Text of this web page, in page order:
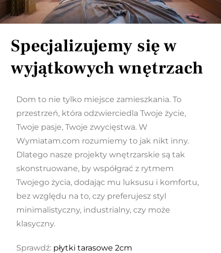
Specjalizujemy się w
wyjątkowych wnętrzach
Dom to nie tylko miejsce zamieszkania. To
przestrzeń, która odzwierciedla Twoje życie,
Twoje pasje, Twoje zwycięstwa. W
Wymiatam.com rozumiemy to jak nikt inny.
Dlatego nasze projekty wnętrzarskie są tak
skonstruowane, by współgrać z rytmem
Twojego życia, dodając mu luksusu i komfortu,
bez względu na to, czy preferujesz styl
minimalistyczny, industrialny, czy może
klasyczny.
Sprawdź: płytki tarasowe 2cm